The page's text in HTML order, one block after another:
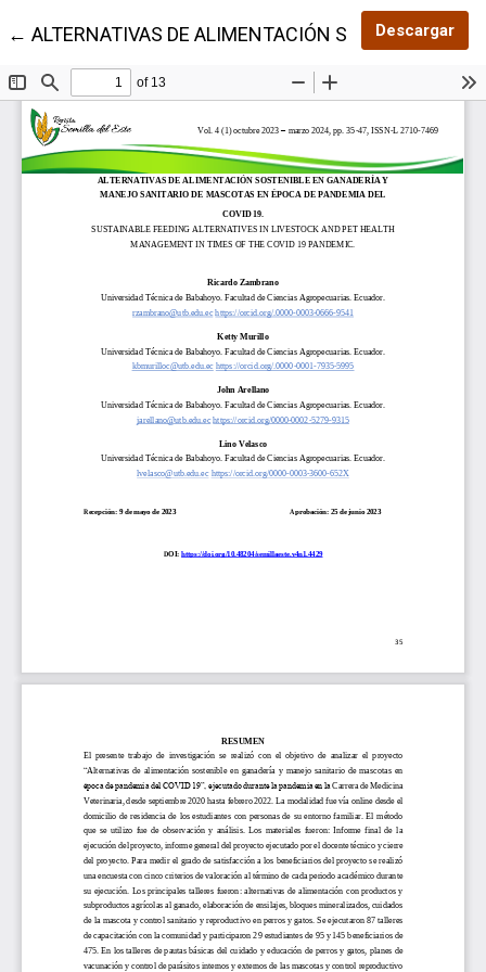
← Volver a los detalles del artículo
ALTERNATIVAS DE ALIMENTACIÓN SOSTENIBLE
Descargar